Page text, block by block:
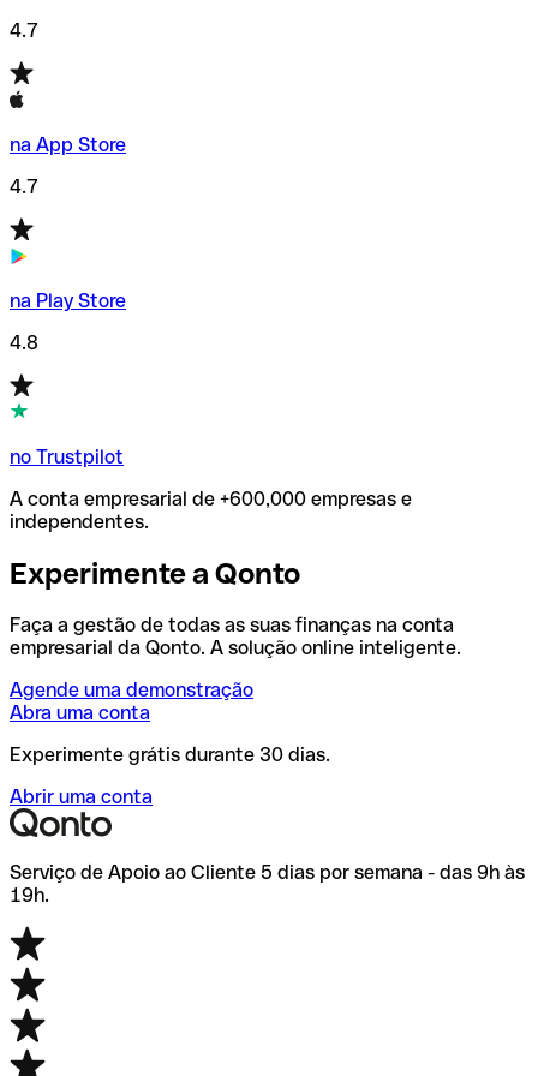
4.7
na App Store
4.7
na Play Store
4.8
no Trustpilot
A conta empresarial de +600,000 empresas e
independentes.
Experimente a Qonto
Faça a gestão de todas as suas finanças na conta
empresarial da Qonto. A solução online inteligente.
Agende uma demonstração
Abra uma conta
Experimente grátis durante 30 dias.
Abrir uma conta
Serviço de Apoio ao Cliente 5 dias por semana - das 9h às
19h.